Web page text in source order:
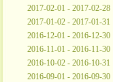
2017-02-01 - 2017-02-28
2017-01-02 - 2017-01-31
2016-12-01 - 2016-12-30
2016-11-01 - 2016-11-30
2016-10-02 - 2016-10-31
2016-09-01 - 2016-09-30